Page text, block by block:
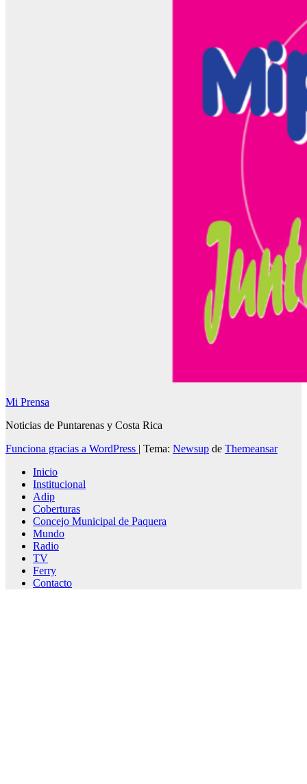
Mi Prensa
Noticias de Puntarenas y Costa Rica
Funciona gracias a WordPress | Tema: Newsup de Themeansar
Inicio
Institucional
Adip
Coberturas
Concejo Municipal de Paquera
Mundo
Radio
TV
Ferry
Contacto